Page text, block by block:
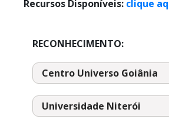
Recursos Disponíveis: clique
RECONHECIMENTO:
Centro Universo Goiânia
Universidade Niterói